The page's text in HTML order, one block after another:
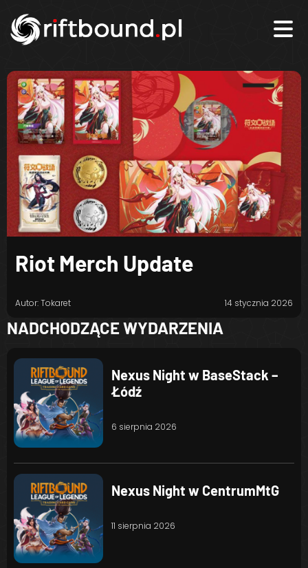
Riot Merch Update
Autor: Tokaret 14 stycznia 2026
NADCHODZĄCE WYDARZENIA
Nexus Night w BaseStack –
Łódź
6 sierpnia 2026
Nexus Night w CentrumMtG
11 sierpnia 2026